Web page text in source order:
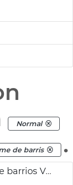
Normal
de barris .
Visitas accesibles Turismo de barrios València